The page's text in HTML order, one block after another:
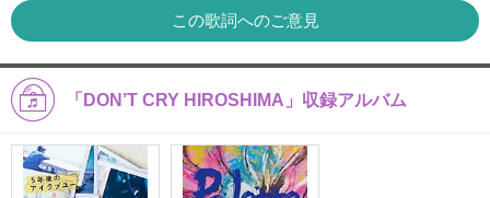
この歌詞へのご意見
「DON’T CRY HIROSHIMA」収録アルバム